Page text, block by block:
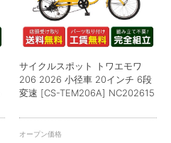
サイクルスポット トワエモワ
206 2026 小径車 20インチ 6段
変速 [CS-TEM206A] NC202615
オープン価格